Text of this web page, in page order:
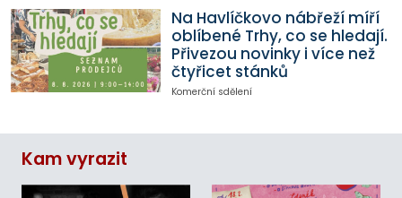
Na Havlíčkovo nábřeží míří
oblíbené Trhy, co se hledají.
Přivezou novinky i více než
čtyřicet stánků
Komerční sdělení
Kam vyrazit